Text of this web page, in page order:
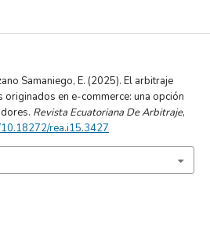
Samaniego, E. (2025). El arbitraje
en e-commerce: una opción
Revista Ecuatoriana De Arbitraje,
rea.i15.3427